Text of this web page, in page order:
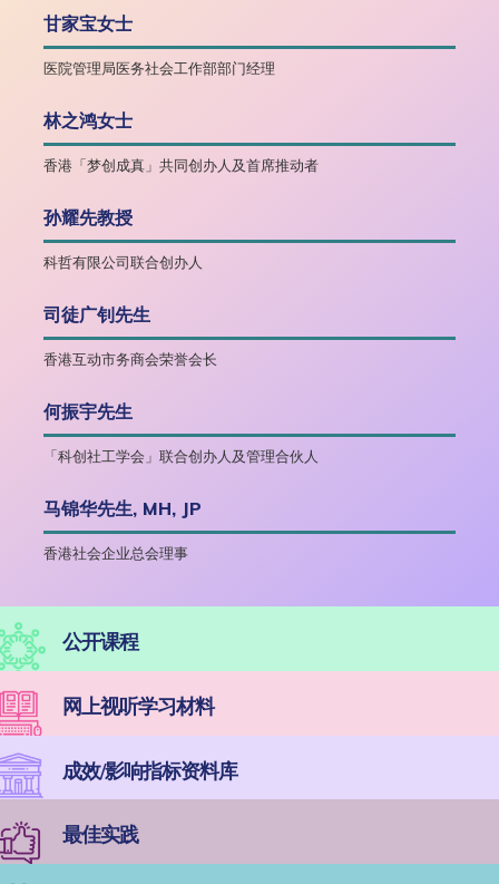
甘家宝女士
医院管理局医务社会工作部部门经理
林之鸿女士
香港「梦创成真」共同创办人及首席推动者
孙耀先教授
科哲有限公司联合创办人
司徒广钊先生
香港互动市务商会荣誉会长
何振宇先生
「科创社工学会」联合创办人及管理合伙人
马锦华先生, MH, JP
香港社会企业总会理事
公开课程
网上视听学习材料
成效/影响指标资料库
最佳实践